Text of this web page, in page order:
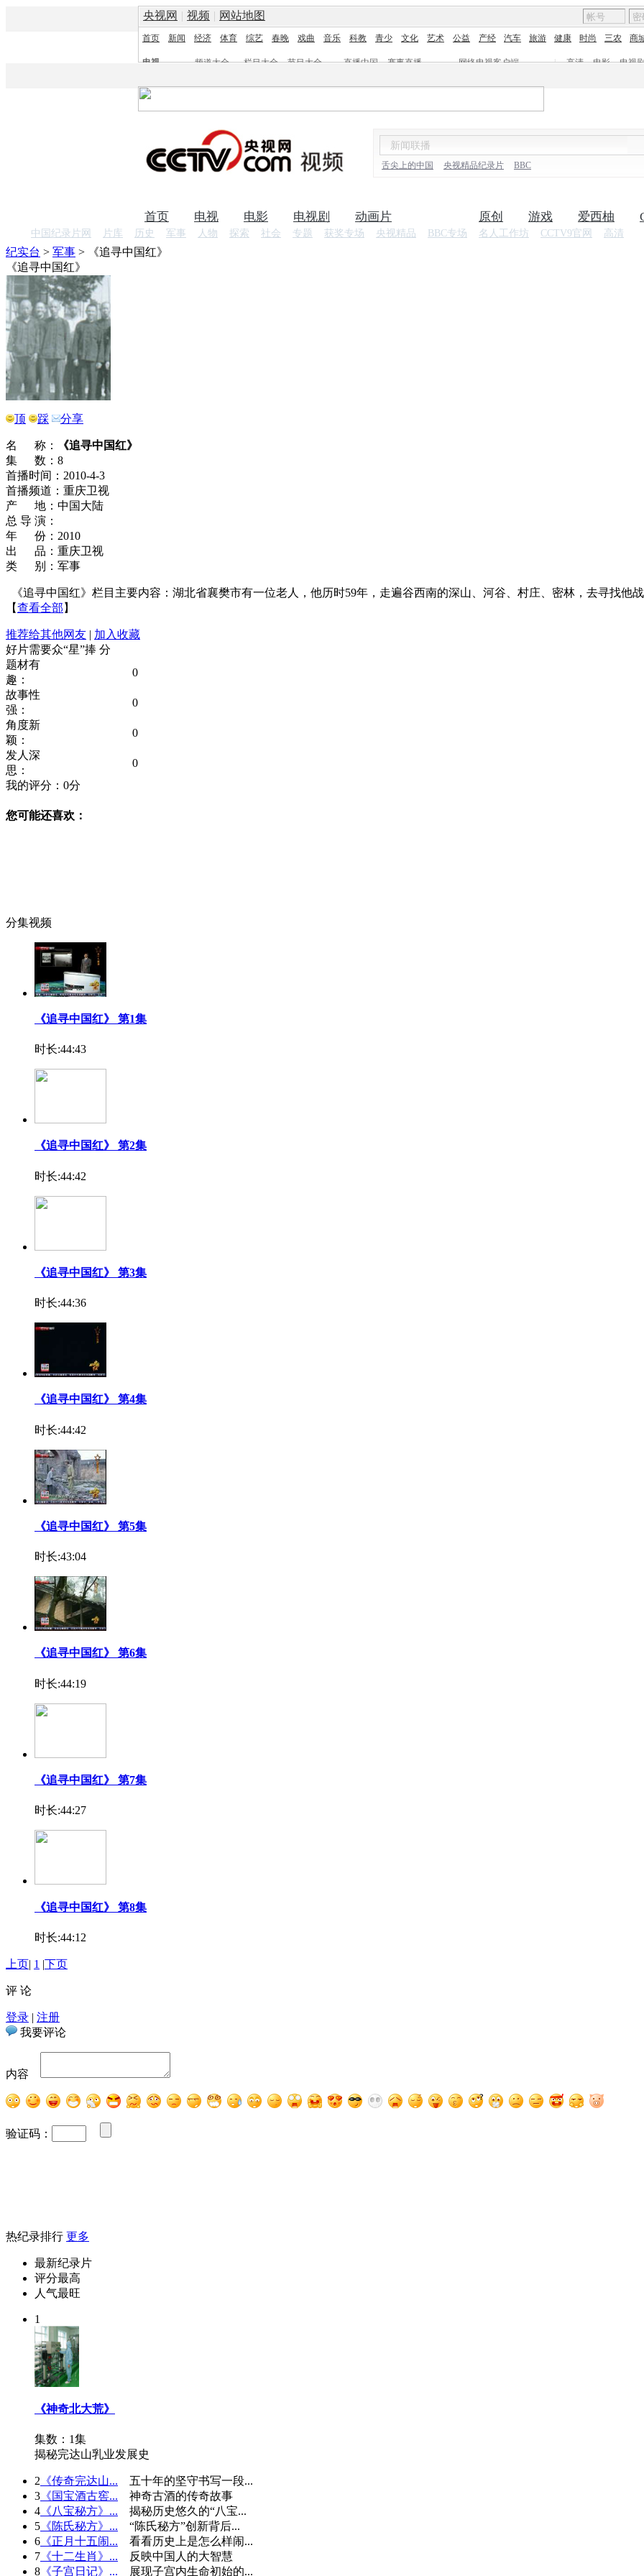
央视网 | 视频 | 网站地图
首页 新闻 经济 体育 综艺 春晚 戏曲 音乐 科教 青少 文化 艺术 公益 产经 汽车 旅游 健康 时尚 三农 商
电视 频道大全 栏目大全 节目大全 直播中国 赛事直播 网络电视客户端 | 高清 电影
电视
舌尖上的中国 央视精品纪录片 BBC
首页 电视 电影 电视剧 动画片
中国纪录片网 片库 历史 军事 人物 探索 社会 专题 获奖专场 央视精品 BBC专场 名人工作坊 CCTV9官网 高清
原创 游戏 爱西柚
纪实台 > 军事 >
《追寻中国红》
《追寻中国红》
顶 踩 分享
名 称：
《追寻中国红》
集 数：8
首播时间：2010-4-3
首播频道：重庆卫视
产 地：中国大陆
总 导 演：
年 份：2010
出 品：重庆卫视
类 别：军事
《追寻中国红》栏目主要内容：湖北省襄樊市有一位老人，他历时59年，走遍谷西南的深山、河谷、村庄、密林，去寻找他
【查看全部 】
推荐给其他网友 | 加入收藏
好片需要众“星”捧 分
题材有
趣：
0
故事性
强：
0
角度新
颖：
0
发人深
思：
0
我的评分： 0分
您可能还喜欢：
分集视频
《追寻中国红》 第1集
时长:44:43
《追寻中国红》 第2集
时长:44:42
《追寻中国红》 第3集
时长:44:36
《追寻中国红》 第4集
时长:44:42
《追寻中国红》 第5集
时长:43:04
《追寻中国红》 第6集
时长:44:19
《追寻中国红》 第7集
时长:44:27
《追寻中国红》 第8集
时长:44:12
上页| 1 |下页
评 论
登录 | 注册
我要评论
内容
验证码：
热纪录排行 更多
最新纪录片
评分最高
人气最旺
1
《神奇北大荒》
集数：1集
揭秘完达山乳业发展史
2 《传奇完达山...
五十年的坚守书写一段...
3 《国宝酒古窖...
神奇古酒的传奇故事
4 《八宝秘方》...
揭秘历史悠久的“八宝...
5 《陈氏秘方》...
“陈氏秘方”创新背后...
6 《正月十五闹...
看看历史上是怎么样闹...
7 《十二生肖》...
反映中国人的大智慧
8 《子宫日记》... 展现子宫内生命初始的...